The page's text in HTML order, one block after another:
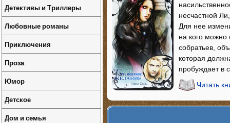
несчастной
Для нее
на кого
собратьев,
которая
пробуждает в
Читать
Детективы и Триллеры
Любовные романы
Приключения
Проза
Юмор
Детское
Дом и семья